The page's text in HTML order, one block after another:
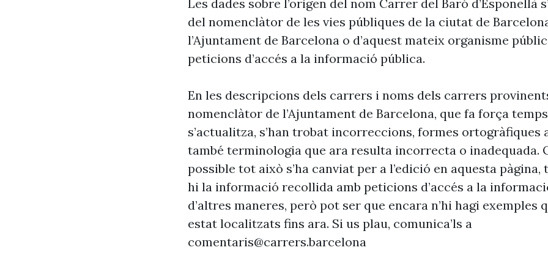
Les dades sobre l’origen del nom Carrer del Baró d’Esponellà
del nomenclàtor de les vies públiques de la ciutat de
l’Ajuntament de Barcelona o d’aquest mateix organisme
peticions d’accés a la informació pública.
En les descripcions dels carrers i noms dels carrers
nomenclàtor de l’Ajuntament de Barcelona, que fa força
s’actualitza, s’han trobat incorreccions, formes ortogràfiques
també terminologia que ara resulta incorrecta o inadequada.
possible tot això s’ha canviat per a l’edició en aquesta
hi la informació recollida amb peticions d’accés a la
d’altres maneres, però pot ser que encara n’hi hagi exemples
estat localitzats fins ara. Si us plau, comunica’ls a
comentaris@carrers.barcelona